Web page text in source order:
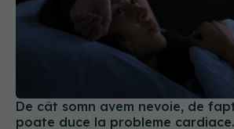
De cât somn avem nevoie, de
poate duce la probleme
recomandă 6 reguli importante